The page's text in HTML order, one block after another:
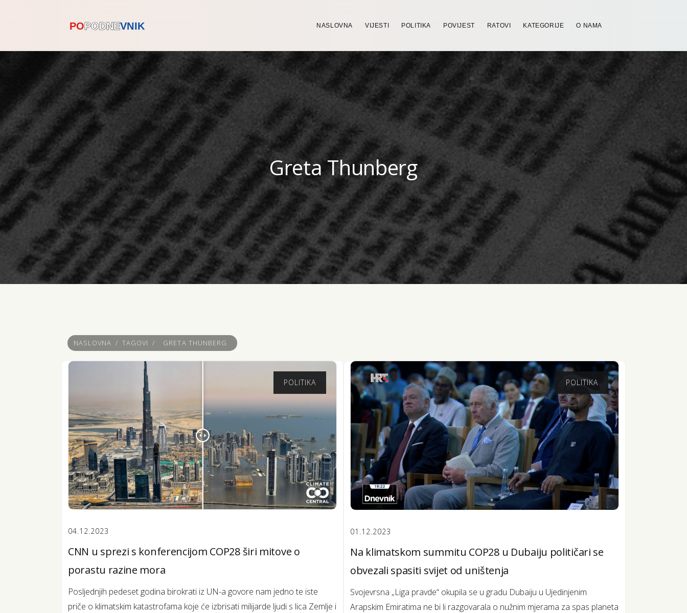
NASLOVNA VIJESTI POLITIKA POVIJEST RATOVI KATEGORIJE O NAMA
Greta Thunberg
NASLOVNA / TAGOVI / GRETA THUNBERG
POLITIKA
04.12.2023
CNN u sprezi s konferencijom COP28 širi mitove o
porastu razine mora
Posljednjih pedeset godina birokrati iz UN-a govore nam jedno te iste
priče o klimatskim katastrofama koje će izbrisati milijarde ljudi s lica Zemlje i
POLITIKA
01.12.2023
Na klimatskom summitu COP28 u Dubaiju političari se
obvezali spasiti svijet od uništenja
Svojevrsna „Liga pravde“ okupila se u gradu Dubaiju u Ujedinjenim
Arapskim Emiratima ne bi li razgovarala o nužnim mjerama za spas planeta